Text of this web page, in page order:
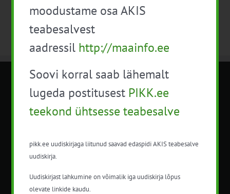
METK NÕUANDETEENISTUS
Nõuandeteenistuse nimetuse alt
nõustamisteenuseid.
info@pikk.ee
moodustame osa AKIS
teabesalvest
aadressil http://maainfo.ee
Soovi korral saab lähemalt
lugeda postitusest PIKK.ee
teekond ühtsesse teabesalve
pikk.ee uudiskirjaga liitunud saavad edaspidi AKIS teabesalve
uudiskirja.
Uudiskirjast lahkumine on võimalik iga uudiskirja lõpus
olevate linkide kaudu.